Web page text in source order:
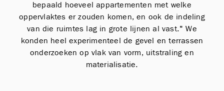
bepaald hoeveel appartementen met welke
oppervlaktes er zouden komen, en ook de indeling
van die ruimtes lag in grote lijnen al vast." We
konden heel experimenteel de gevel en terrassen
onderzoeken op vlak van vorm, uitstraling en
materialisatie.